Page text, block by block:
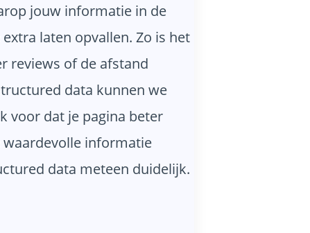
jouw informatie in de
laten opvallen. Zo is het
reviews of de afstand
data kunnen we
voor dat je pagina beter
informatie
data meteen duidelijk.